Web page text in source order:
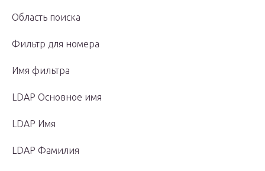
Область поиска
Фильтр для номера
Имя фильтра
LDAP Основное имя
LDAP Имя
LDAP Фамилия